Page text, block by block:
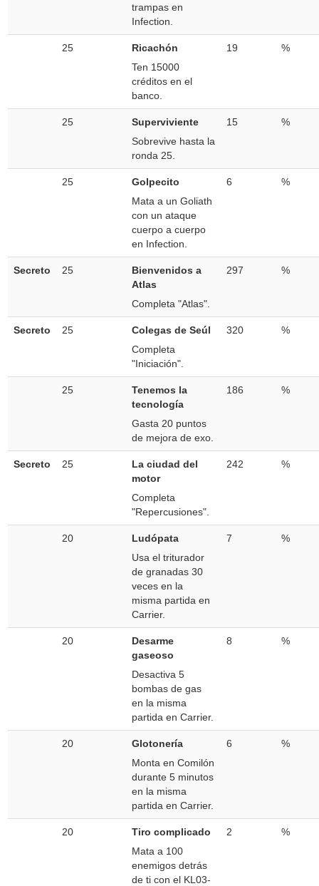
trampas en
Infection.
25
Ricachón
Ten 15000
créditos en el
banco.
19 %
25
Superviviente
Sobrevive hasta la
ronda 25.
15 %
25
Golpecito
Mata a un Goliath
con un ataque
cuerpo a cuerpo
en Infection.
6 %
Secreto 25
Bienvenidos a
Atlas
Completa "Atlas".
297 %
Secreto 25
Colegas de Seúl
Completa
"Iniciación".
320 %
25
Tenemos la
tecnología
Gasta 20 puntos
de mejora de exo.
186 %
Secreto 25
La ciudad del
motor
Completa
"Repercusiones".
242 %
20
Ludópata
Usa el triturador
de granadas 30
veces en la
misma partida en
Carrier.
7 %
20
Desarme
gaseoso
Desactiva 5
bombas de gas
en la misma
partida en Carrier.
8 %
20
Glotonería
Monta en Comilón
durante 5 minutos
en la misma
partida en Carrier.
6 %
20
Tiro complicado
Mata a 100
enemigos detrás
de ti con el KL03-
2 %